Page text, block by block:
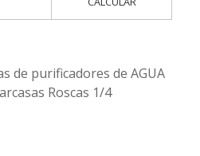
de purificadores de AGUA
Roscas 1/4